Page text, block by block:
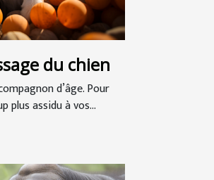
du chien
d’âge. Pour
plus assidu à vos...